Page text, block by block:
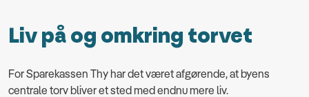
Liv på og omkring torvet
For Sparekassen Thy har det været afgørende, at byens
centrale torv bliver et sted med endnu mere liv.